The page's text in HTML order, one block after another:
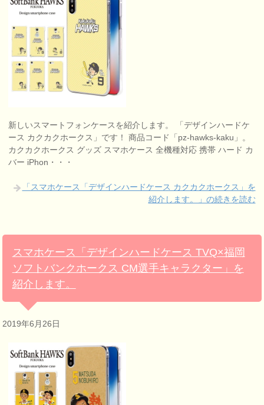
新しいスマートフォンケースを紹介します。 「デザインハードケ
ース カクカクホークス」です！ 商品コード「pz-hawks-kaku」。
カクカクホークス グッズ スマホケース 全機種対応 携帯 ハード カ
バー iPhon・・・
「スマホケース「デザインハードケース カクカクホークス」を
紹介します。」の続きを読む
スマホケース「デザインハードケース TVQ×福岡
ソフトバンクホークス CM選手キャラクター」を
紹介します。
2019年6月26日